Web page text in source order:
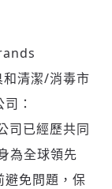
清潔/消毒市
：
司已經歷共同
為全球領先
避免問題，保